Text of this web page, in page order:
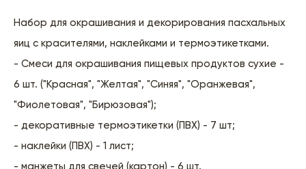
Набор для окрашивания и декорирования пасхальных
яиц с красителями, наклейками и термоэтикетками.
- Смеси для окрашивания пищевых продуктов сухие -
6 шт. ("Красная", "Желтая", "Синяя", "Оранжевая",
"Фиолетовая", "Бирюзовая");
- декоративные термоэтикетки (ПВХ) - 7 шт;
- наклейки (ПВХ) - 1 лист;
- манжеты для свечей (картон) - 6 шт.